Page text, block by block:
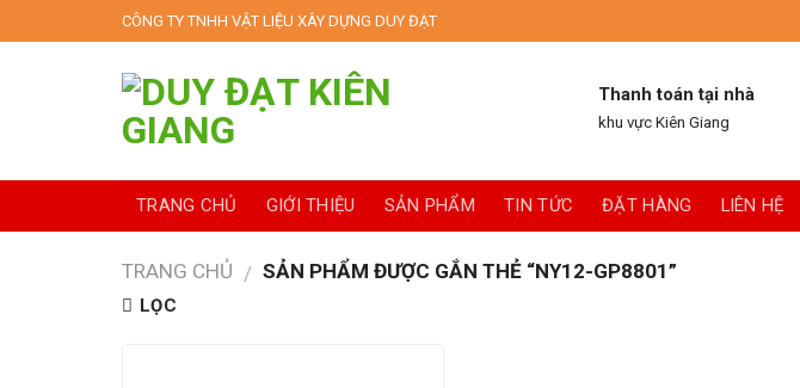
to
CÔNG TY TNHH VẬT LIỆU XÂY DỰNG DUY ĐẠT
Thanh toán tại nhà
khu vực Kiên Giang
TRANG CHỦ GIỚI THIỆU SẢN PHẨM TIN TỨC ĐẶT HÀNG LIÊN HỆ
TRANG CHỦ / SẢN PHẨM ĐƯỢC GẮN THẺ “NY12-GP8801”
LỌC